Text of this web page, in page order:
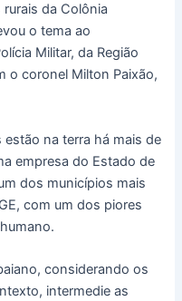
da Colônia
o tema ao
Militar, da Região
o coronel Milton Paixão,
na terra há mais de
empresa do Estado de
dos municípios mais
com um dos piores
considerando os
intermedie as